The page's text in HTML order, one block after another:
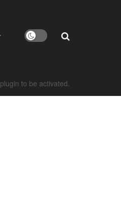
plugin to be activated.